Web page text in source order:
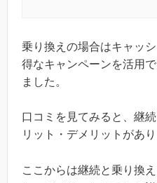
乗り換えの場合はキャッ
得なキャンペーンを活用
ました。
口コミを見てみると、継
リット・デメリットがあり
ここからは継続と乗り換